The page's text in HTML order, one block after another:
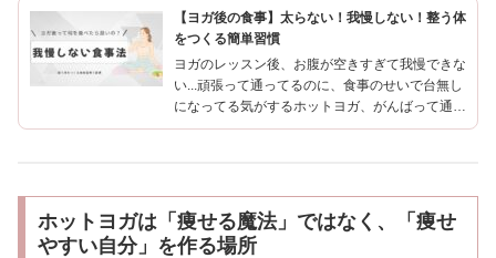
【ヨガ後の食事】太らない！我慢しない！整う体
をつくる簡単習慣
ヨガのレッスン後、お腹が空きすぎて我慢できな
い...頑張って通ってるのに、食事のせいで台無し
になってる気がするホットヨガ、がんばって通っ
てるのに...なんか思ったより痩せない？レッスン
ホットヨガは「痩せる魔法」ではなく、「痩せ
やすい自分」を作る場所